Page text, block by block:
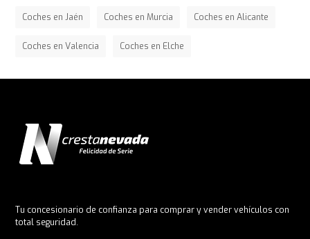
Coches en Jaén Coches en Murcia Coches en Alicante
Coches en Valencia Coches en Elche
Tu concesionario de confianza para comprar y vender vehículos con
total seguridad.